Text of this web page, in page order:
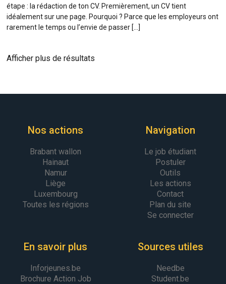
étape : la rédaction de ton CV. Premièrement, un CV tient
idéalement sur une page. Pourquoi ? Parce que les employeurs ont
rarement le temps ou l’envie de passer […]
Afficher plus de résultats
Nos actions
Brabant wallon
Hainaut
Namur
Liège
Luxembourg
Toutes les régions
Navigation
Le job étudiant
Postuler
Outils
Les actions
Contact
Plan du site
Se connecter
En savoir plus
Inforjeunes.be
Brochure Action Job
Sources utiles
Needbe
Student.be